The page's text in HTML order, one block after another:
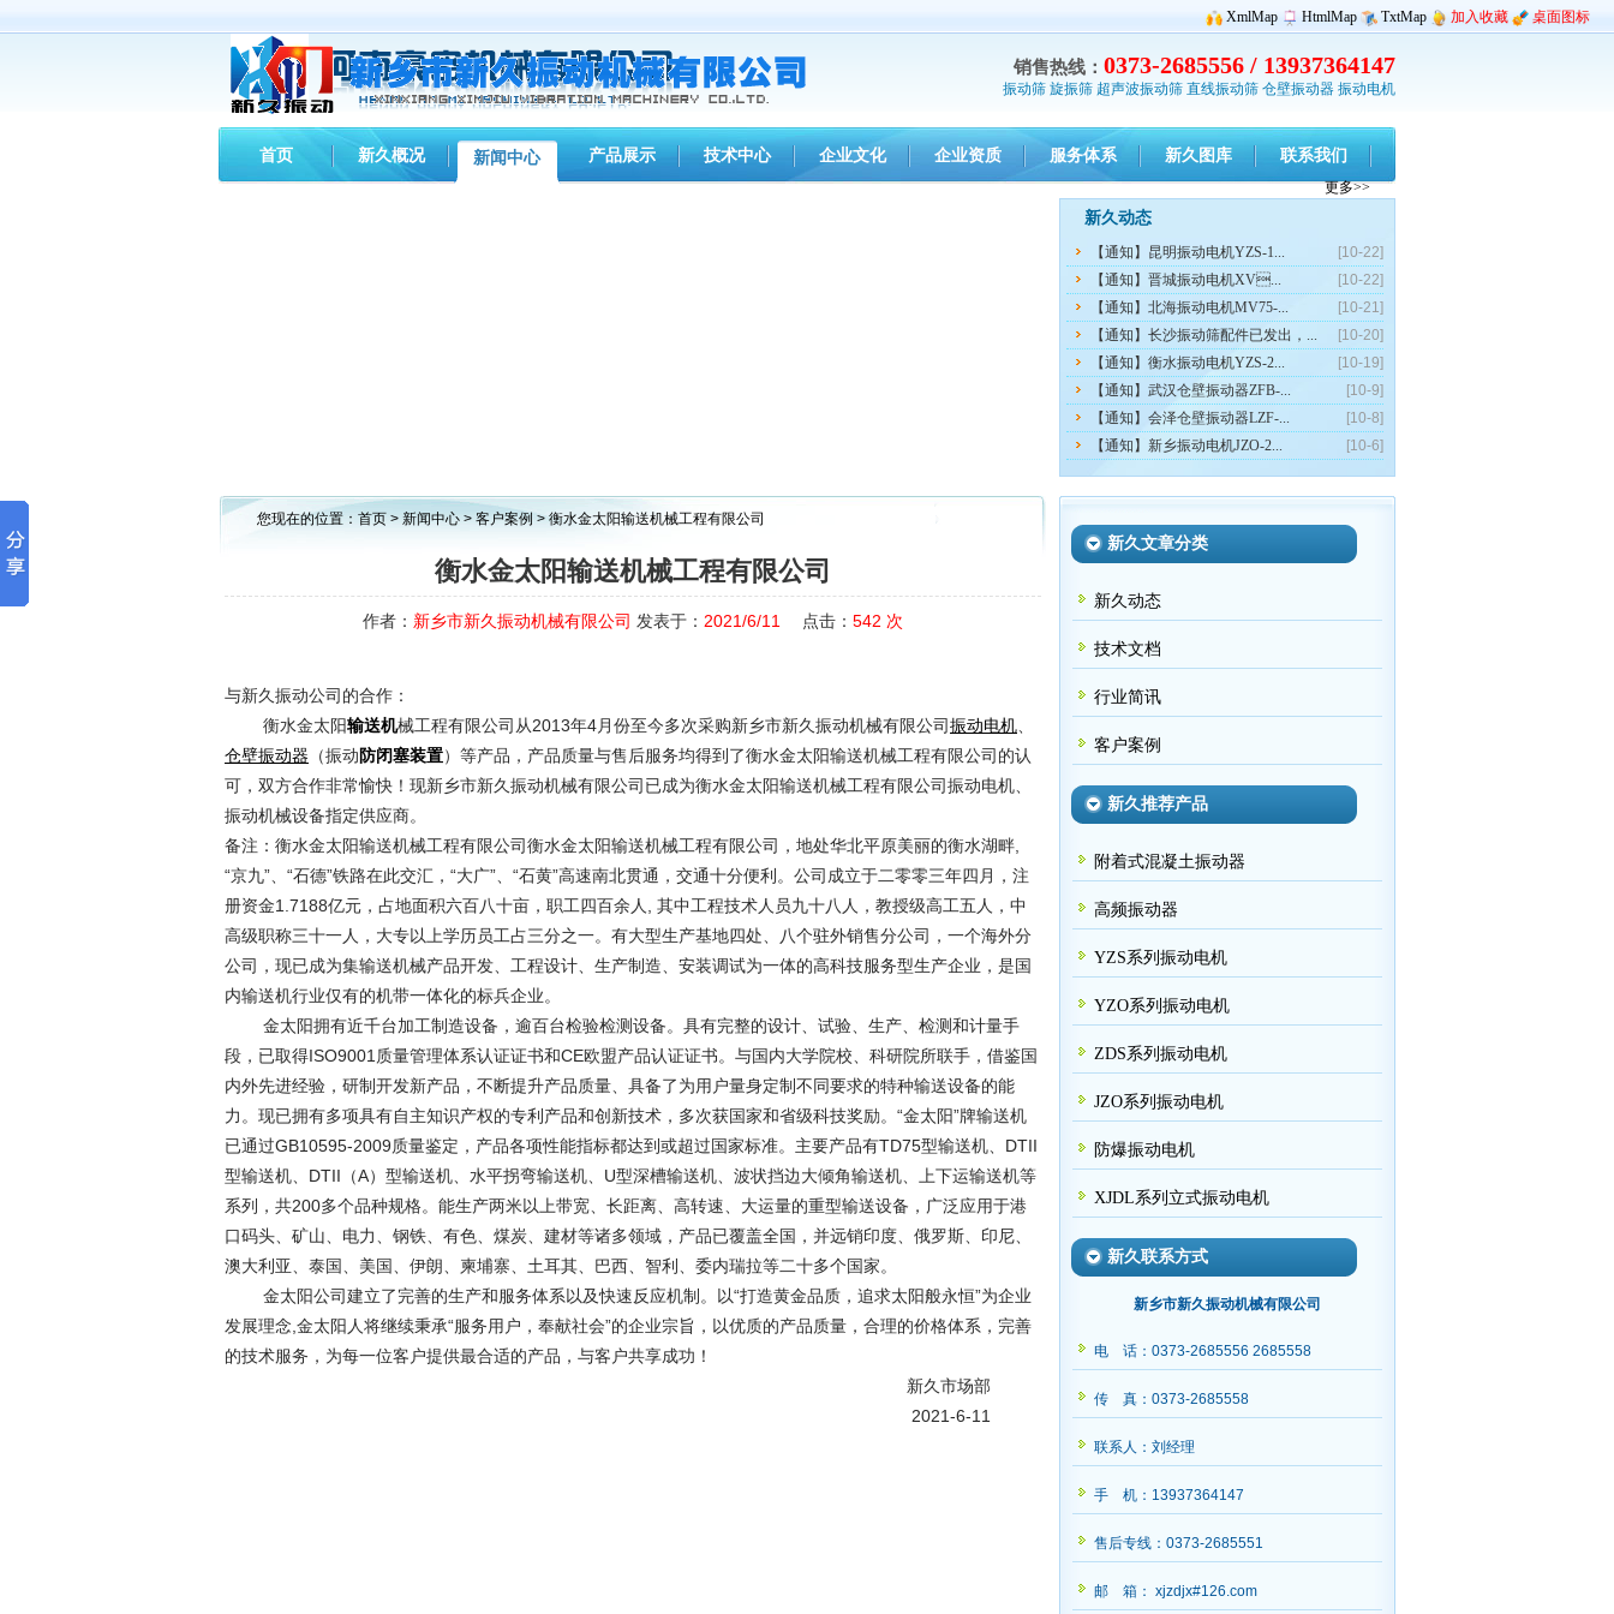
XmlMap HtmlMap TxtMap 加入收藏 桌面图标
销售热线： 0373-2685556 / 13937364147
振动筛 旋振筛 超声波振动筛 直线振动筛 仓壁振动器 振动电机
首页 新久概况 新闻中心 产品展示 技术中心 企业文化 企业资质 服务体系 新久图库 联系我们
新久动态
更多>>
[10-22]
【通知】昆明振动电机YZS-1...
[10-22]
【通知】晋城振动电机XV...
[10-21]
【通知】北海振动电机MV75-...
[10-20]
【通知】长沙振动筛配件已发出，...
[10-19]
【通知】衡水振动电机YZS-2...
[10-9]
【通知】武汉仓壁振动器ZFB-...
[10-8]
【通知】会泽仓壁振动器LZF-...
[10-6]
【通知】新乡振动电机JZO-2...
您现在的位置： 首页 > 新闻中心 > 客户案例 > 衡水金太阳输送机械工程有限公司
衡水金太阳输送机械工程有限公司
作者： 新乡市新久振动机械有限公司 发表于： 2021/6/11 点击： 542 次
与新久振动公司的合作：
衡水金太阳输送机械工程有限公司从2013年4月份至今多次采购新乡市新久振动机械有限公司 振动电机
仓壁振动器 （振动 防闭塞装置）等产品，产品质量与售后服务均得到了衡水金太阳输送机械工程有限公司的认
可，双方合作非常愉快！现新乡市新久振动机械有限公司已成为衡水金太阳输送机械工程有限公司振动电机、
振动机械设备指定供应商。
备注：衡水金太阳输送机械工程有限公司衡水金太阳输送机械工程有限公司，地处华北平原美丽的衡水湖畔,
“京九”、“石德”铁路在此交汇，“大广”、“石黄”高速南北贯通，交通十分便利。公司成立于二零零三年四月，注
册资金1.7188亿元，占地面积六百八十亩，职工四百余人, 其中工程技术人员九十八人，教授级高工五人，中
高级职称三十一人，大专以上学历员工占三分之一。有大型生产基地四处、八个驻外销售分公司，一个海外分
公司，现已成为集输送机械产品开发、工程设计、生产制造、安装调试为一体的高科技服务型生产企业，是国
内输送机行业仅有的机带一体化的标兵企业。
金太阳拥有近千台加工制造设备，逾百台检验检测设备。具有完整的设计、试验、生产、检测和计量手
段，已取得ISO9001质量管理体系认证证书和CE欧盟产品认证证书。与国内大学院校、科研院所联手，借鉴国
内外先进经验，研制开发新产品，不断提升产品质量、具备了为用户量身定制不同要求的特种输送设备的能
力。现已拥有多项具有自主知识产权的专利产品和创新技术，多次获国家和省级科技奖励。“金太阳”牌输送机
已通过GB10595-2009质量鉴定，产品各项性能指标都达到或超过国家标准。主要产品有TD75型输送机、DTII
型输送机、DTII（A）型输送机、水平拐弯输送机、U型深槽输送机、波状挡边大倾角输送机、上下运输送机等
系列，共200多个品种规格。能生产两米以上带宽、长距离、高转速、大运量的重型输送设备，广泛应用于港
口码头、矿山、电力、钢铁、有色、煤炭、建材等诸多领域，产品已覆盖全国，并远销印度、俄罗斯、印尼、
澳大利亚、泰国、美国、伊朗、柬埔寨、土耳其、巴西、智利、委内瑞拉等二十多个国家。
金太阳公司建立了完善的生产和服务体系以及快速反应机制。以“打造黄金品质，追求太阳般永恒”为企业
发展理念,金太阳人将继续秉承“服务用户，奉献社会”的企业宗旨，以优质的产品质量，合理的价格体系，完善
的技术服务，为每一位客户提供最合适的产品，与客户共享成功！
新久市场部
2021-6-11
新久文章分类
新久动态
技术文档
行业简讯
客户案例
新久推荐产品
附着式混凝土振动器
高频振动器
YZS系列振动电机
YZO系列振动电机
ZDS系列振动电机
JZO系列振动电机
防爆振动电机
XJDL系列立式振动电机
新久联系方式
新乡市新久振动机械有限公司
电 话：0373-2685556 2685558
传 真：0373-2685558
联系人：刘经理
手 机：13937364147
售后专线：0373-2685551
邮 箱： xjzdjx#126.com